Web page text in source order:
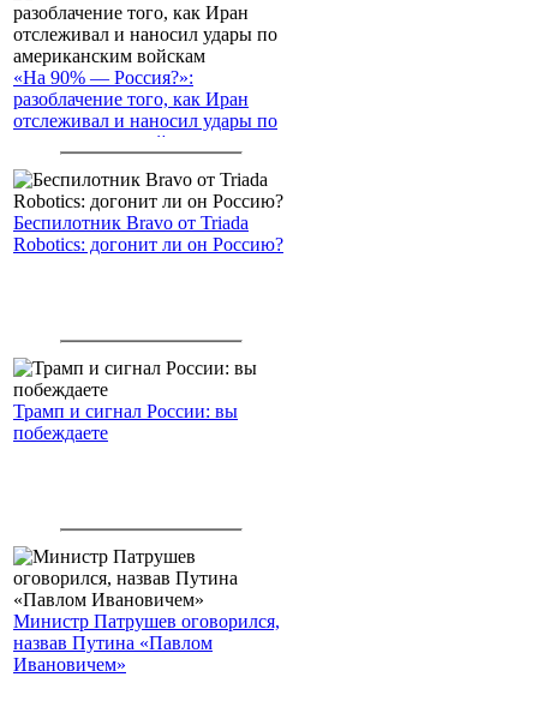
«На 90% — Россия?»:
разоблачение того, как Иран
отслеживал и наносил удары по
американским войскам
Беспилотник Bravo от Triada
Robotics: догонит ли он Россию?
Трамп и сигнал России: вы
побеждаете
Министр Патрушев оговорился,
назвав Путина «Павлом
Ивановичем»